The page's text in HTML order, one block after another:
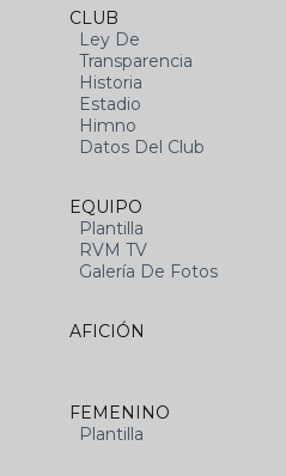
CLUB
Ley De
Transparencia
Historia
Estadio
Himno
Datos Del Club
EQUIPO
Plantilla
RVM TV
Galería De Fotos
AFICIÓN
FEMENINO
Plantilla